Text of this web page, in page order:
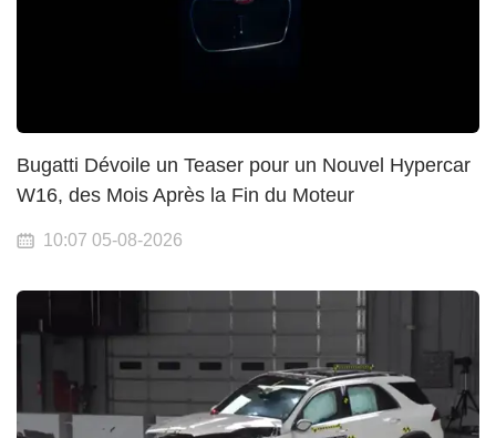
Bugatti Dévoile un Teaser pour un Nouvel Hypercar
W16, des Mois Après la Fin du Moteur
10:07 05-08-2026